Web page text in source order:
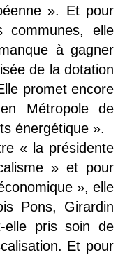
». Et pour
communes, elle
à gagner
de la dotation
promet encore
Métropole de
énergétique ».
« la présidente
» et pour
», elle
Pons, Girardin
elle pris soin de
Et pour